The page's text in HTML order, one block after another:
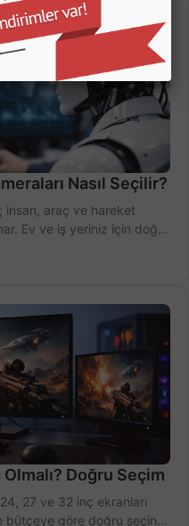
Nasıl Seçilir?
insan, araç ve hareket
Ev ve iş yeriniz için doğru
Doğru Seçim
27 ve 32 inç ekranları
göre doğru seçin,